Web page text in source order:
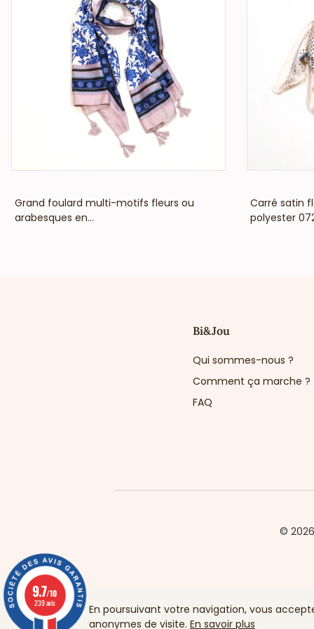
Grand foulard multi-motifs fleurs ou
arabesques en...
Carré satin
polyester
Bi&Jou
Qui sommes-nous ?
Comment ça marche ?
FAQ
©
En poursuivant votre navigation, vous
anonymes de visite. En savoir plus
9.7/10
239 avis